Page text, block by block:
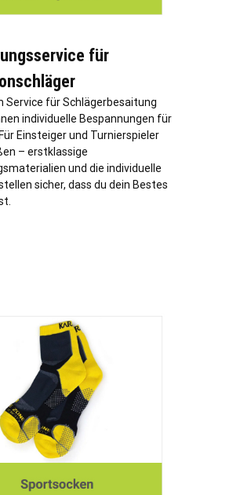
für
Service für Schlägerbesaitung
individuelle Bespannungen für
Einsteiger und Turnierspieler
– erstklassige
und die individuelle
sicher, dass du dein Bestes